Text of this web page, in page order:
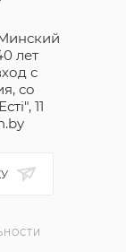
лет
с
со
11